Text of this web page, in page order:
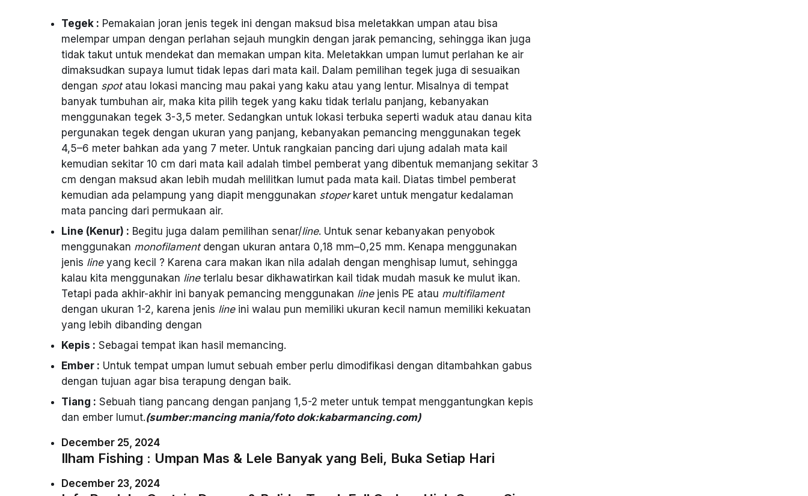
Tegek : Pemakaian joran jenis tegek ini dengan maksud bisa meletakkan umpan atau bisa
melempar umpan dengan perlahan sejauh mungkin dengan jarak pemancing, sehingga ikan juga
tidak takut untuk mendekat dan memakan umpan kita. Meletakkan umpan lumut perlahan ke air
dimaksudkan supaya lumut tidak lepas dari mata kail. Dalam pemilihan tegek juga di sesuaikan
dengan spot atau lokasi mancing mau pakai yang kaku atau yang lentur. Misalnya di tempat
banyak tumbuhan air, maka kita pilih tegek yang kaku tidak terlalu panjang, kebanyakan
menggunakan tegek 3-3,5 meter. Sedangkan untuk lokasi terbuka seperti waduk atau danau kita
pergunakan tegek dengan ukuran yang panjang, kebanyakan pemancing menggunakan tegek
4,5–6 meter bahkan ada yang 7 meter. Untuk rangkaian pancing dari ujung adalah mata kail
kemudian sekitar 10 cm dari mata kail adalah timbel pemberat yang dibentuk memanjang sekitar 3
cm dengan maksud akan lebih mudah melilitkan lumut pada mata kail. Diatas timbel pemberat
kemudian ada pelampung yang diapit menggunakan stoperkaret untuk mengatur kedalaman
mata pancing dari permukaan air.
Line (Kenur) : Begitu juga dalam pemilihan senar/line. Untuk senar kebanyakan penyobok
menggunakan monofilamentdengan ukuran antara 0,18 mm–0,25 mm. Kenapa menggunakan
jenis lineyang kecil ? Karena cara makan ikan nila adalah dengan menghisap lumut, sehingga
kalau kita menggunakan lineterlalu besar dikhawatirkan kail tidak mudah masuk ke mulut ikan.
Tetapi pada akhir-akhir ini banyak pemancing menggunakan linejenis PE atau multifilament
dengan ukuran 1-2, karena jenis lineini walau pun memiliki ukuran kecil namun memiliki kekuatan
yang lebih dibanding dengan
Kepis : Sebagai tempat ikan hasil memancing.
Ember : Untuk tempat umpan lumut sebuah ember perlu dimodifikasi dengan ditambahkan gabus
dengan tujuan agar bisa terapung dengan baik.
Tiang : Sebuah tiang pancang dengan panjang 1,5-2 meter untuk tempat menggantungkan kepis
dan ember lumut.(sumber:mancing mania/foto dok:kabarmancing.com)
December 25, 2024
Ilham Fishing : Umpan Mas & Lele Banyak yang Beli, Buka Setiap Hari
December 23, 2024